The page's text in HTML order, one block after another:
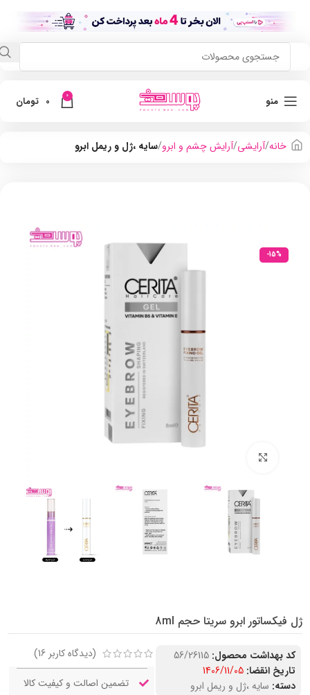
منو 0
0 تومان
خانه آرایشی آرایش چشم و ابرو سایه ،ژل و ریمل ابرو
-15%
ژل فیکساتور ابرو سریتا حجم 8ml
کد بهداشت محصول: 56/26115
تاریخ انقضا: 1406/11/05
دسته: سایه ،ژل و ریمل ابرو
(دیدگاه کاربر 16
)
تضمین اصالت و کیفیت کالا